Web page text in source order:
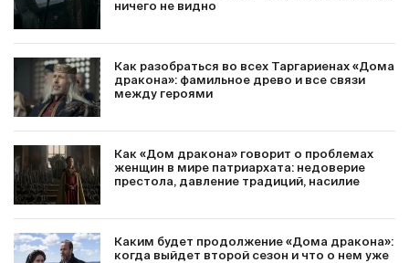
ничего не видно
Как разобраться во всех Таргариенах «Дома
дракона»: фамильное древо и все связи
между героями
Как «Дом дракона» говорит о проблемах
женщин в мире патриархата: недоверие
престола, давление традиций, насилие
Каким будет продолжение «Дома дракона»:
когда выйдет второй сезон и что о нем уже